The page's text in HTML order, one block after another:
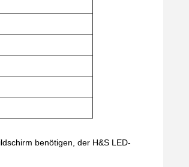
benötigen, der H&S LED-